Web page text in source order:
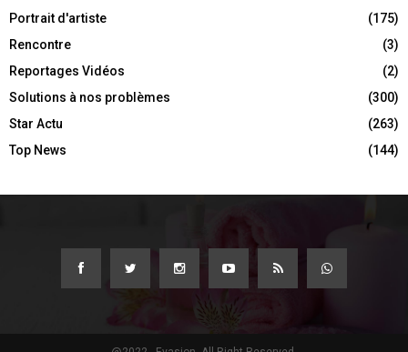
Portrait d'artiste
(175)
Rencontre
(3)
Reportages Vidéos
(2)
Solutions à nos problèmes
(300)
Star Actu
(263)
Top News
(144)